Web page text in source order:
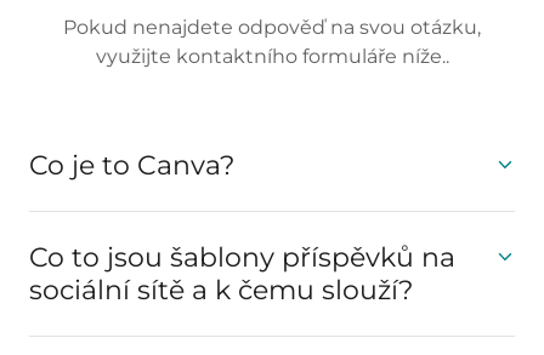
Pokud nenajdete odpověď na svou otázku,
využijte kontaktního formuláře níže..
Co je to Canva?
Co to jsou šablony příspěvků na
sociální sítě a k čemu slouží?